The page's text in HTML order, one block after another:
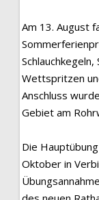
Am 13. August
Wettspritzen
Anschluss
Gebiet am
Die
Oktober in